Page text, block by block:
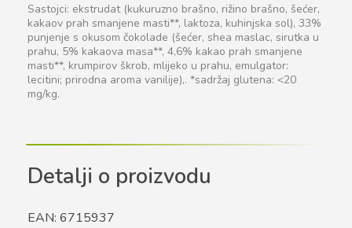
Sastojci: ekstrudat (kukuruzno brašno, rižino brašno, šećer,
kakaov prah smanjene masti**, laktoza, kuhinjska sol), 33%
punjenje s okusom čokolade (šećer, shea maslac, sirutka u
prahu, 5% kakaova masa**, 4,6% kakao prah smanjene
masti**, krumpirov škrob, mlijeko u prahu, emulgator:
lecitini; prirodna aroma vanilije),. *sadržaj glutena: <20
mg/kg.
Detalji o proizvodu
EAN: 6715937